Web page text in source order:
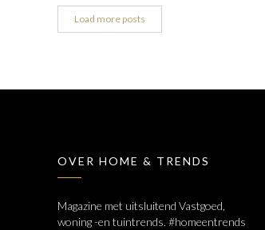
Load more posts
OVER HOME & TRENDS
Magazine met uitsluitend Vastgoed,
woning -en tuintrends. #homeentrends